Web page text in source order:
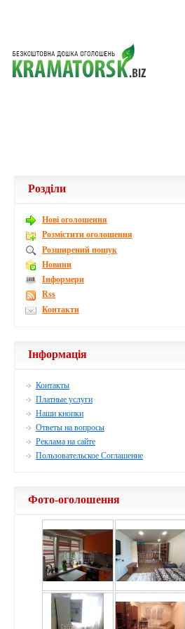
Розділи
Новi оголошення
Розмістити оголошення
Розширений пошук
Новини
Інформери
Rss
Контакти
Інформація
Контакты
Платные услуги
Наши кнопки
Ответы на вопросы
Реклама на сайте
Пользовательское Соглашение
Фото-оголошення